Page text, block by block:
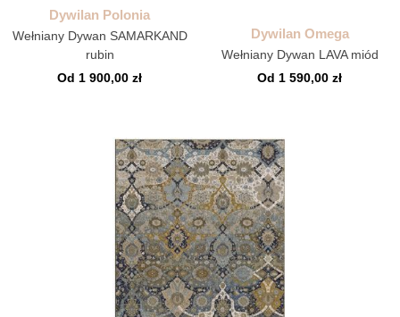
Dywilan Polonia
Wełniany Dywan SAMARKAND
rubin
Od 1 900,00 zł
Dywilan Omega
Wełniany Dywan LAVA miód
Od 1 590,00 zł